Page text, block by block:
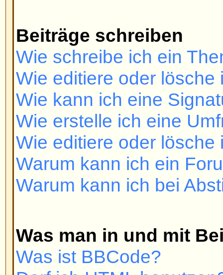
Was man in und mit Beiträgen
Was ist BBCode?
Darf ich HTML benutzen?
Was sind Smilies?
Darf ich Bilder einfügen?
Was sind Ankündigungen?
Was sind Wichtige Themen?
Was sind geschlossene
Benutzerebenen und Gruppen
Was sind Benutzergruppen?
Wie kann ich einer
Wie werde ich ein